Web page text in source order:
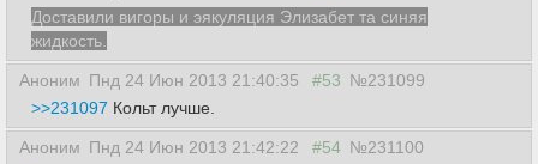
Доставили вигоры и эякуляция Элизабет та синяя
жидкость.
Аноним Пнд 24 Июн 2013 21:40:35 #53 №231099
>>231097 Кольт лучше.
Аноним Пнд 24 Июн 2013 21:42:22 #54 №231100